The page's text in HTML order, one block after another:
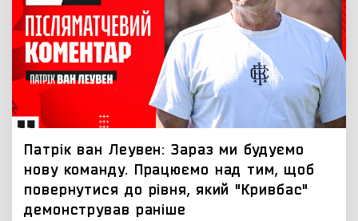
Патрік ван Леувен: Зараз ми будуємо
нову команду. Працюємо над тим, щоб
повернутися до рівня, який "Кривбас"
демонстрував раніше